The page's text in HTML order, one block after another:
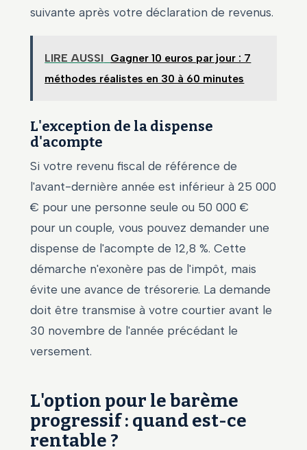
suivante après votre déclaration de revenus.
LIRE AUSSI Gagner 10 euros par jour : 7
méthodes réalistes en 30 à 60 minutes
L'exception de la dispense
d'acompte
Si votre revenu fiscal de référence de
l'avant-dernière année est inférieur à 25 000
€ pour une personne seule ou 50 000 €
pour un couple, vous pouvez demander une
dispense de l'acompte de 12,8 %. Cette
démarche n'exonère pas de l'impôt, mais
évite une avance de trésorerie. La demande
doit être transmise à votre courtier avant le
30 novembre de l'année précédant le
versement.
L'option pour le barème
progressif : quand est-ce
rentable ?